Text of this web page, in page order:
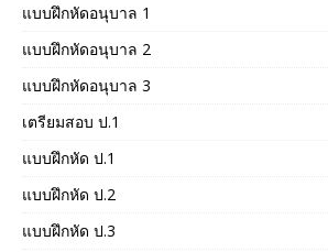
แบบฝึกหัดอนุบาล 1
แบบฝึกหัดอนุบาล 2
แบบฝึกหัดอนุบาล 3
เตรียมสอบ ป.1
แบบฝึกหัด ป.1
แบบฝึกหัด ป.2
แบบฝึกหัด ป.3